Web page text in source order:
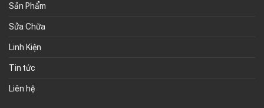
Sản Phẩm
Sửa Chữa
Linh Kiện
Tin tức
Liên hệ